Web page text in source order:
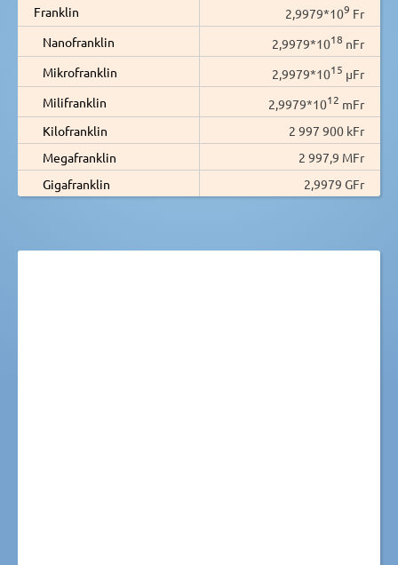
Franklin 2,9979*109 Fr
Nanofranklin
2,9979*1018 nFr
Mikrofranklin
2,9979*1015 µFr
Milifranklin
2,9979*1012 mFr
Kilofranklin
2 997 900 kFr
Megafranklin
2 997,9 MFr
Gigafranklin
2,9979 GFr